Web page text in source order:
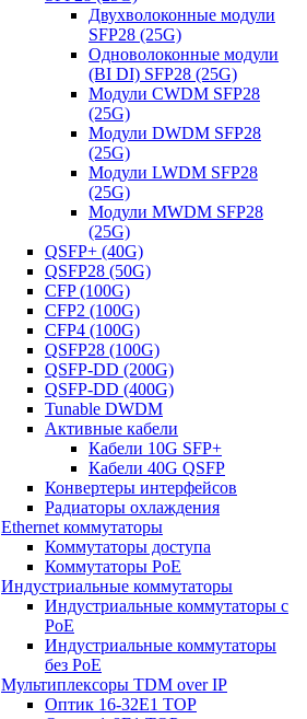
Двухволоконные модули
SFP28 (25G)
Одноволоконные модули
(BI DI) SFP28 (25G)
Модули CWDM SFP28
(25G)
Модули DWDM SFP28
(25G)
Модули LWDM SFP28
(25G)
Модули MWDM SFP28
(25G)
QSFP+ (40G)
QSFP28 (50G)
CFP (100G)
CFP2 (100G)
CFP4 (100G)
QSFP28 (100G)
QSFP-DD (200G)
QSFP-DD (400G)
Tunable DWDM
Активные кабели
Кабели 10G SFP+
Кабели 40G QSFP
Конвертеры интерфейсов
Радиаторы охлаждения
Ethernet коммутаторы
Коммутаторы доступа
Коммутаторы PoE
Индустриальные коммутаторы
Индустриальные коммутаторы с
PoE
Индустриальные коммутаторы
без PoE
Мультиплексоры TDM over IP
Оптик 16-32E1 TOP